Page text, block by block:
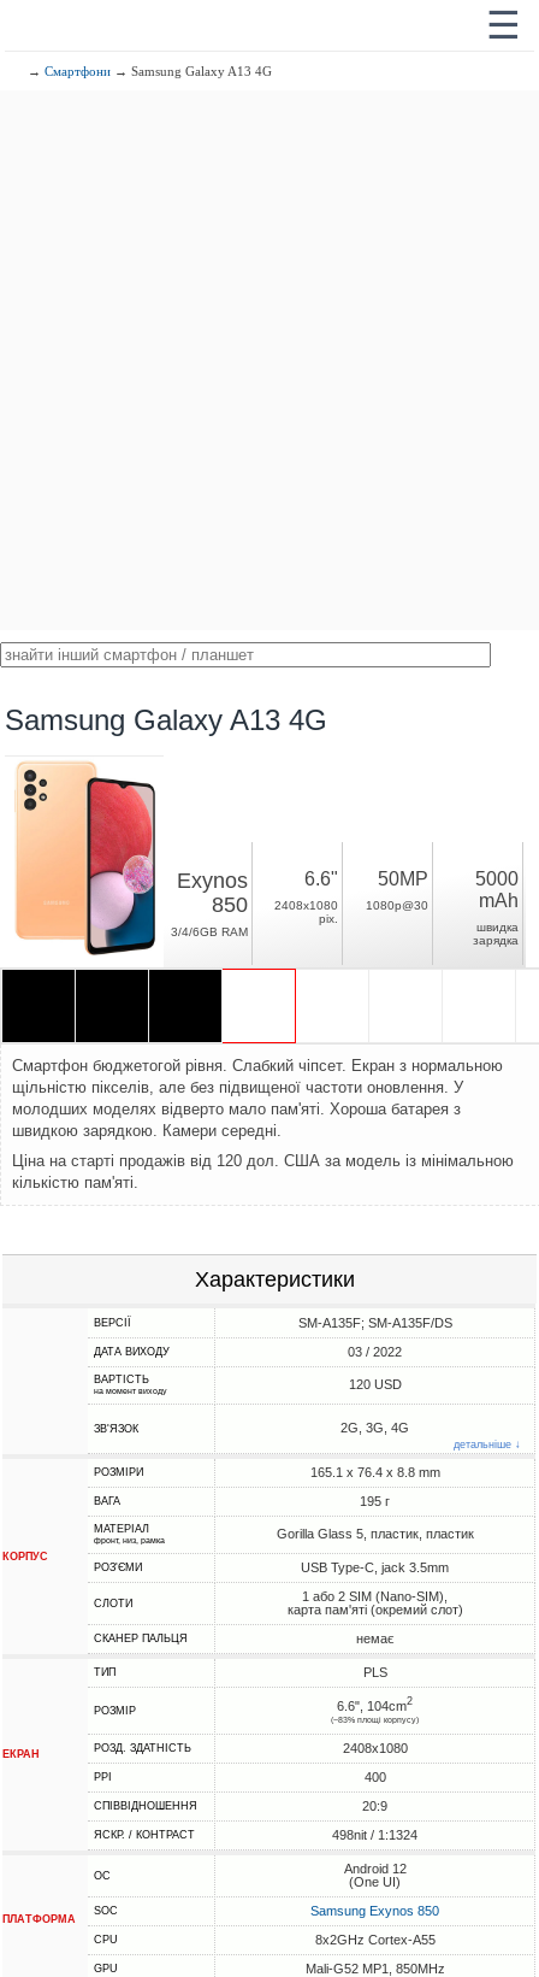
☰
→Смартфони → Samsung Galaxy A13 4G
Samsung Galaxy A13 4G
Exynos
850
3/4/6GB RAM
6.6"
2408x1080
pix.
50MP
1080p@30
5000
mAh
швидка
зарядка
Смартфон бюджетогой рівня. Слабкий чіпсет. Екран з нормальною
щільністю пікселів, але без підвищеної частоти оновлення. У
молодших моделях відверто мало пам'яті. Хороша батарея з
швидкою зарядкою. Камери середні.
Ціна на старті продажів від 120 дол. США за модель із мінімальною
кількістю пам'яті.
Характеристики
ВЕРСІЇ SM-A135F; SM-A135F/DS
ДАТА ВИХОДУ 03 / 2022
ВАРТІСТЬ
на момент виходу 120 USD
ЗВ'ЯЗОК 2G, 3G, 4G
детальніше ↓
КОРПУС
РОЗМІРИ 165.1 x 76.4 x 8.8 mm
ВАГА 195 г
МАТЕРІАЛ
фронт, низ, рамка Gorilla Glass 5, пластик, пластик
РОЗ'ЄМИ USB Type-C, jack 3.5mm
СЛОТИ
1 або 2 SIM (Nano-SIM),
карта пам'яті (окремий слот)
СКАНЕР ПАЛЬЦЯ немає
ЕКРАН
ТИП PLS
РОЗМІР 6.6", 104cm2
(~83% площі корпусу)
РОЗД. ЗДАТНІСТЬ 2408x1080
PPI 400
СПІВВІДНОШЕННЯ 20:9
ЯСКР. / КОНТРАСТ 498nit / 1:1324
ПЛАТФОРМА
ОС
Android 12
(One UI)
SOC Samsung Exynos 850
CPU 8x2GHz Cortex-A55
GPU Mali-G52 MP1, 850MHz